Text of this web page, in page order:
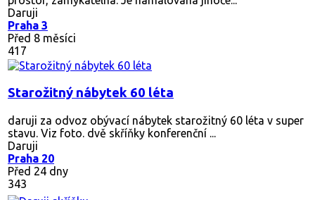
Daruji
Praha 3
Před 8 měsíci
417
Starožitný nábytek 60 léta
daruji za odvoz obývací nábytek starožitný 60 léta v super
stavu. Viz foto. dvě skříňky konferenční ...
Daruji
Praha 20
Před 24 dny
343